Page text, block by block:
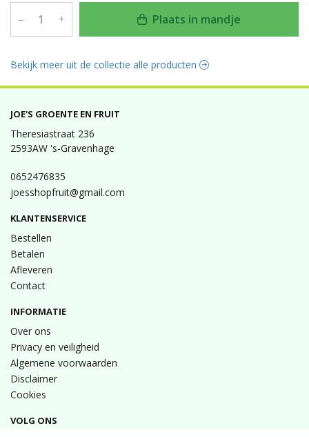
– + Plaats in mandje
Bekijk meer uit de collectie alle producten
JOE'S GROENTE EN FRUIT
Theresiastraat 236
2593AW 's-Gravenhage
0652476835
joesshopfruit@gmail.com
KLANTENSERVICE
Bestellen
Betalen
Afleveren
Contact
INFORMATIE
Over ons
Privacy en veiligheid
Algemene voorwaarden
Disclaimer
Cookies
VOLG ONS